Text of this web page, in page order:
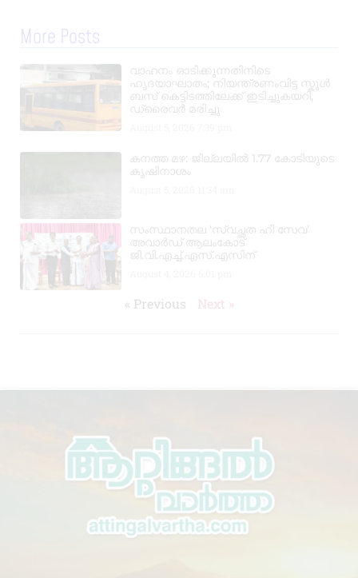
More Posts
വാഹനം ഓടിക്കുന്നതിനിടെ
ഹൃദയാഘാതം; നിയന്ത്രണംവിട്ട സ്കൂൾ
ബസ് കെട്ടിടത്തിലേക്ക് ഇടിച്ചുകയറി,
ഡ്രൈവർ മരിച്ചു
കനത്ത മഴ: ജില്ലയിൽ 1.77 കോടിയുടെ
കൃഷിനാശം
സംസ്ഥാനതല ‘സ്വച്ഛത ഹി സേവ’
അവാർഡ് ആലംകോട്
ജി.വി.എച്ച്.എസ്.എസിന്
« Previous Next »